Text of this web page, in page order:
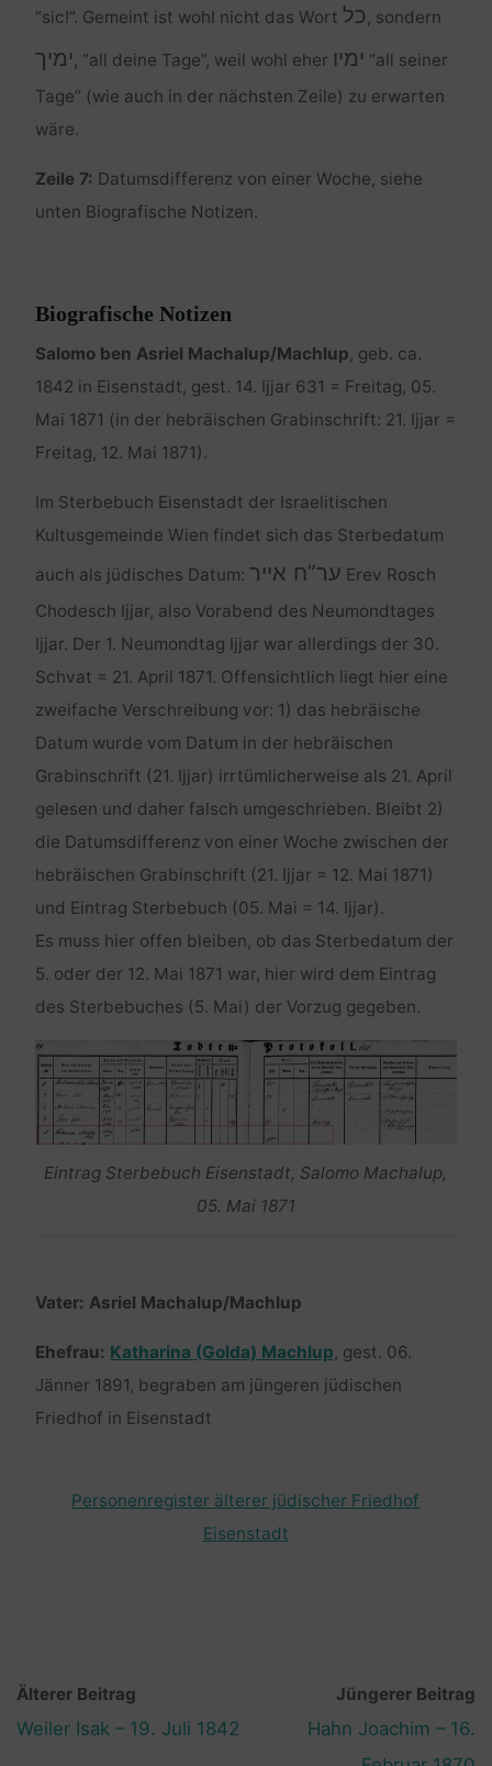
“sic!”. Gemeint ist wohl nicht das Wort כל , sondern
ימיך , “all deine Tage”, weil wohl eher ימיו “all seiner
Tage” (wie auch in der nächsten Zeile) zu erwarten
wäre.
Zeile 7: Datumsdifferenz von einer Woche, siehe
unten Biografische Notizen.
Biografische Notizen
Salomo ben Asriel Machalup/Machlup, geb. ca.
1842 in Eisenstadt, gest. 14. Ijjar 631 = Freitag, 05.
Mai 1871 (in der hebräischen Grabinschrift: 21. Ijjar =
Freitag, 12. Mai 1871).
Im Sterbebuch Eisenstadt der Israelitischen
Kultusgemeinde Wien findet sich das Sterbedatum
auch als jüdisches Datum: ער”ח אייר Erev Rosch
Chodesch Ijjar, also Vorabend des Neumondtages
Ijjar. Der 1. Neumondtag Ijjar war allerdings der 30.
Schvat = 21. April 1871. Offensichtlich liegt hier eine
zweifache Verschreibung vor: 1) das hebräische
Datum wurde vom Datum in der hebräischen
Grabinschrift (21. Ijjar) irrtümlicherweise als 21. April
gelesen und daher falsch umgeschrieben. Bleibt 2)
die Datumsdifferenz von einer Woche zwischen der
hebräischen Grabinschrift (21. Ijjar = 12. Mai 1871)
und Eintrag Sterbebuch (05. Mai = 14. Ijjar).
Es muss hier offen bleiben, ob das Sterbedatum der
5. oder der 12. Mai 1871 war, hier wird dem Eintrag
des Sterbebuches (5. Mai) der Vorzug gegeben.
Eintrag Sterbebuch Eisenstadt, Salomo Machalup,
05. Mai 1871
Vater: Asriel Machalup/Machlup
Ehefrau: Katharina (Golda) Machlup, gest. 06.
Jänner 1891, begraben am jüngeren jüdischen
Friedhof in Eisenstadt
Personenregister älterer jüdischer Friedhof
Eisenstadt
Älterer Beitrag
Weiler Isak – 19. Juli 1842
Jüngerer Beitrag
Hahn Joachim – 16.